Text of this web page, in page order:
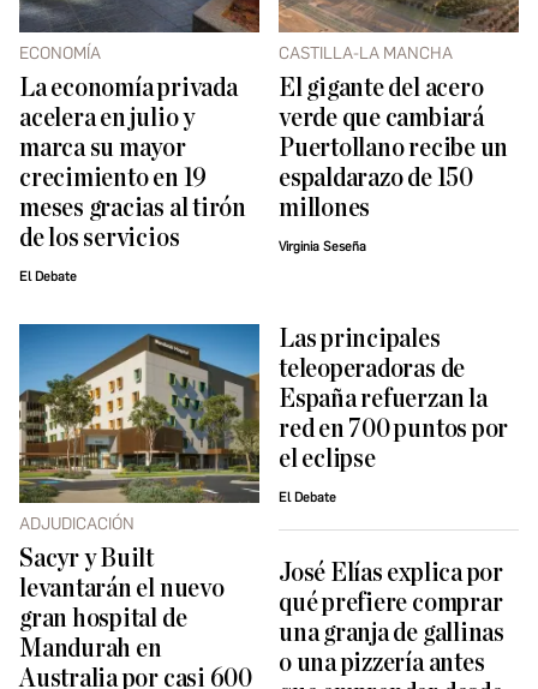
ECONOMÍA
La economía privada
acelera en julio y
marca su mayor
crecimiento en 19
meses gracias al tirón
de los servicios
El Debate
CASTILLA-LA MANCHA
El gigante del acero
verde que cambiará
Puertollano recibe un
espaldarazo de 150
millones
Virginia Seseña
ADJUDICACIÓN
Sacyr y Built
levantarán el nuevo
gran hospital de
Mandurah en
Australia por casi 600
Las principales
teleoperadoras de
España refuerzan la
red en 700 puntos por
el eclipse
El Debate
José Elías explica por
qué prefiere comprar
una granja de gallinas
o una pizzería antes